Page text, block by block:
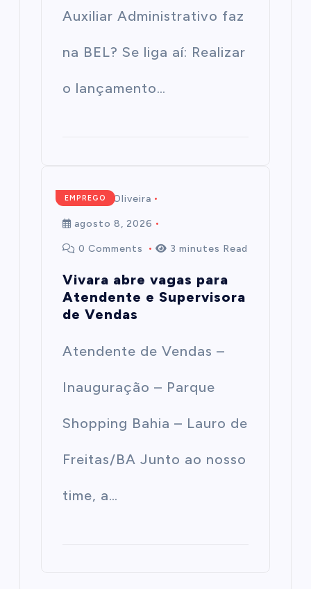
Auxiliar Administrativo faz
na BEL? Se liga aí: Realizar
o lançamento…
EMPREGO
Mairim de Oliveira
agosto 8, 2026
0 Comments 3 minutes Read
Vivara abre vagas para
Atendente e Supervisora
de Vendas
Atendente de Vendas –
Inauguração – Parque
Shopping Bahia – Lauro de
Freitas/BA Junto ao nosso
time, a…